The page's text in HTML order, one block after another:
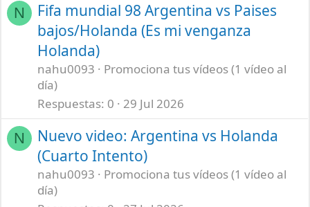
N
Fifa mundial 98 Argentina vs Paises
bajos/Holanda (Es mi venganza
Holanda)
nahu0093
Promociona tus vídeos (1 vídeo al
día)
Respuestas 0 29 Jul 2026
N
Nuevo video: Argentina vs Holanda
(Cuarto Intento)
nahu0093
Promociona tus vídeos (1 vídeo al
día)